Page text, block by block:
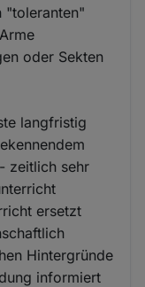
"toleranten"
oder Sekten
langfristig
zeitlich sehr
ersetzt
Hintergründe
informiert